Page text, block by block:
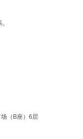
公司
（B座）6层